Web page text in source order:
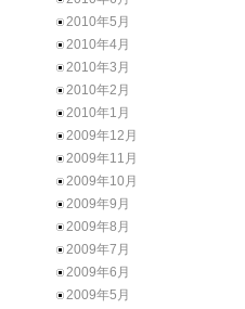
2010年5月
2010年4月
2010年3月
2010年2月
2010年1月
2009年12月
2009年11月
2009年10月
2009年9月
2009年8月
2009年7月
2009年6月
2009年5月